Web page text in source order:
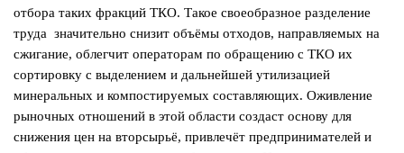
отбора таких фракций ТКО. Такое своеобразное разделение
труда значительно снизит объёмы отходов, направляемых на
сжигание, облегчит операторам по обращению с ТКО их
сортировку с выделением и дальнейшей утилизацией
минеральных и компостируемых составляющих. Оживление
рыночных отношений в этой области создаст основу для
снижения цен на вторсырьё, привлечёт предпринимателей и